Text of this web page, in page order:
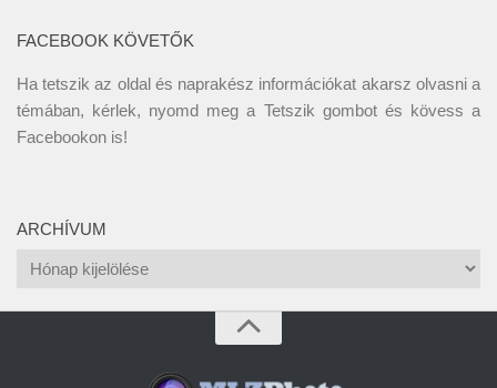
FACEBOOK KÖVETŐK
Ha tetszik az oldal és naprakész információkat akarsz olvasni a
témában, kérlek, nyomd meg a Tetszik gombot és kövess a
Facebookon is!
ARCHÍVUM
Archívum